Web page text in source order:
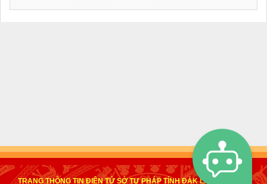
TRANG THÔNG TIN ĐIỆN TỬ SỞ TƯ PHÁP TỈNH ĐẮK LẮK